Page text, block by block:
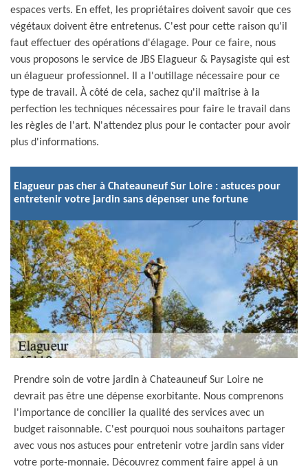
espaces verts. En effet, les propriétaires doivent savoir que ces
végétaux doivent être entretenus. C'est pour cette raison qu'il
faut effectuer des opérations d'élagage. Pour ce faire, nous
vous proposons le service de JBS Elagueur & Paysagiste qui est
un élagueur professionnel. Il a l'outillage nécessaire pour ce
type de travail. À côté de cela, sachez qu'il maîtrise à la
perfection les techniques nécessaires pour faire le travail dans
les règles de l'art. N'attendez plus pour le contacter pour avoir
plus d'informations.
Elagueur pas cher à Chateauneuf Sur Loire : astuces pour
entretenir votre jardin sans dépenser une fortune
Prendre soin de votre jardin à Chateauneuf Sur Loire ne
devrait pas être une dépense exorbitante. Nous comprenons
l'importance de concilier la qualité des services avec un
budget raisonnable. C'est pourquoi nous souhaitons partager
avec vous nos astuces pour entretenir votre jardin sans vider
votre porte-monnaie. Découvrez comment faire appel à un